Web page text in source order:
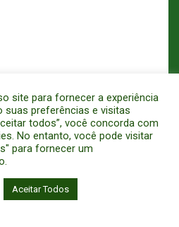
á
site para fornecer a experiência
suas preferências e visitas
todos”, você concorda com
No entanto, você pode visitar
para fornecer um
Aceitar Todos